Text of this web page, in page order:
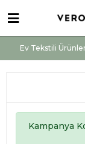
Ev Tekstili
Kampanya